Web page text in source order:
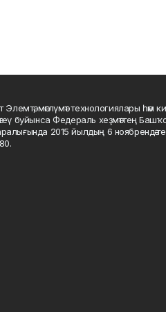
Элемтә, мәғлүмәт технологиялары һәм
буйынса Федераль хеҙмәттең
2015 йылдың 6 ноябрендә